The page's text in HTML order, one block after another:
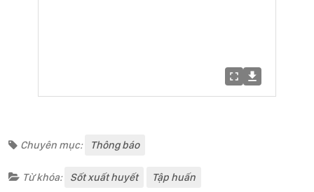
Chuyên mục: Thông báo
Từ khóa: Sốt xuất huyết Tập huấn